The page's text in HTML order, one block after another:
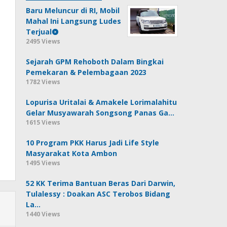
Baru Meluncur di RI, Mobil
Mahal Ini Langsung Ludes
Terjual
2495 Views
Sejarah GPM Rehoboth Dalam Bingkai
Pemekaran & Pelembagaan 2023
1782 Views
Lopurisa Uritalai & Amakele Lorimalahitu
Gelar Musyawarah Songsong Panas Ga…
1615 Views
10 Program PKK Harus Jadi Life Style
Masyarakat Kota Ambon
1495 Views
52 KK Terima Bantuan Beras Dari Darwin,
Tulalessy : Doakan ASC Terobos Bidang
La…
1440 Views